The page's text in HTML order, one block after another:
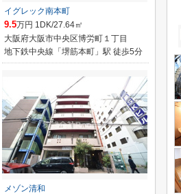
イグレック南本町
9.5万円 1DK/27.64㎡
大阪府大阪市中央区博労町１丁目
地下鉄中央線「堺筋本町」駅 徒歩5分
メゾン清和